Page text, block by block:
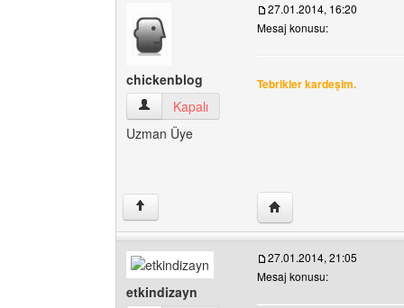
chickenblog
chickenblog Kullanıcının profilini görüntüle
Kapalı
Uzman Üye
27.01.2014, 16:20
Mesaj konusu:
Tebrikler kardeşim.
↑ Yazarın web sitesini
etkindizayn
27.01.2014, 21:05
Mesaj konusu: